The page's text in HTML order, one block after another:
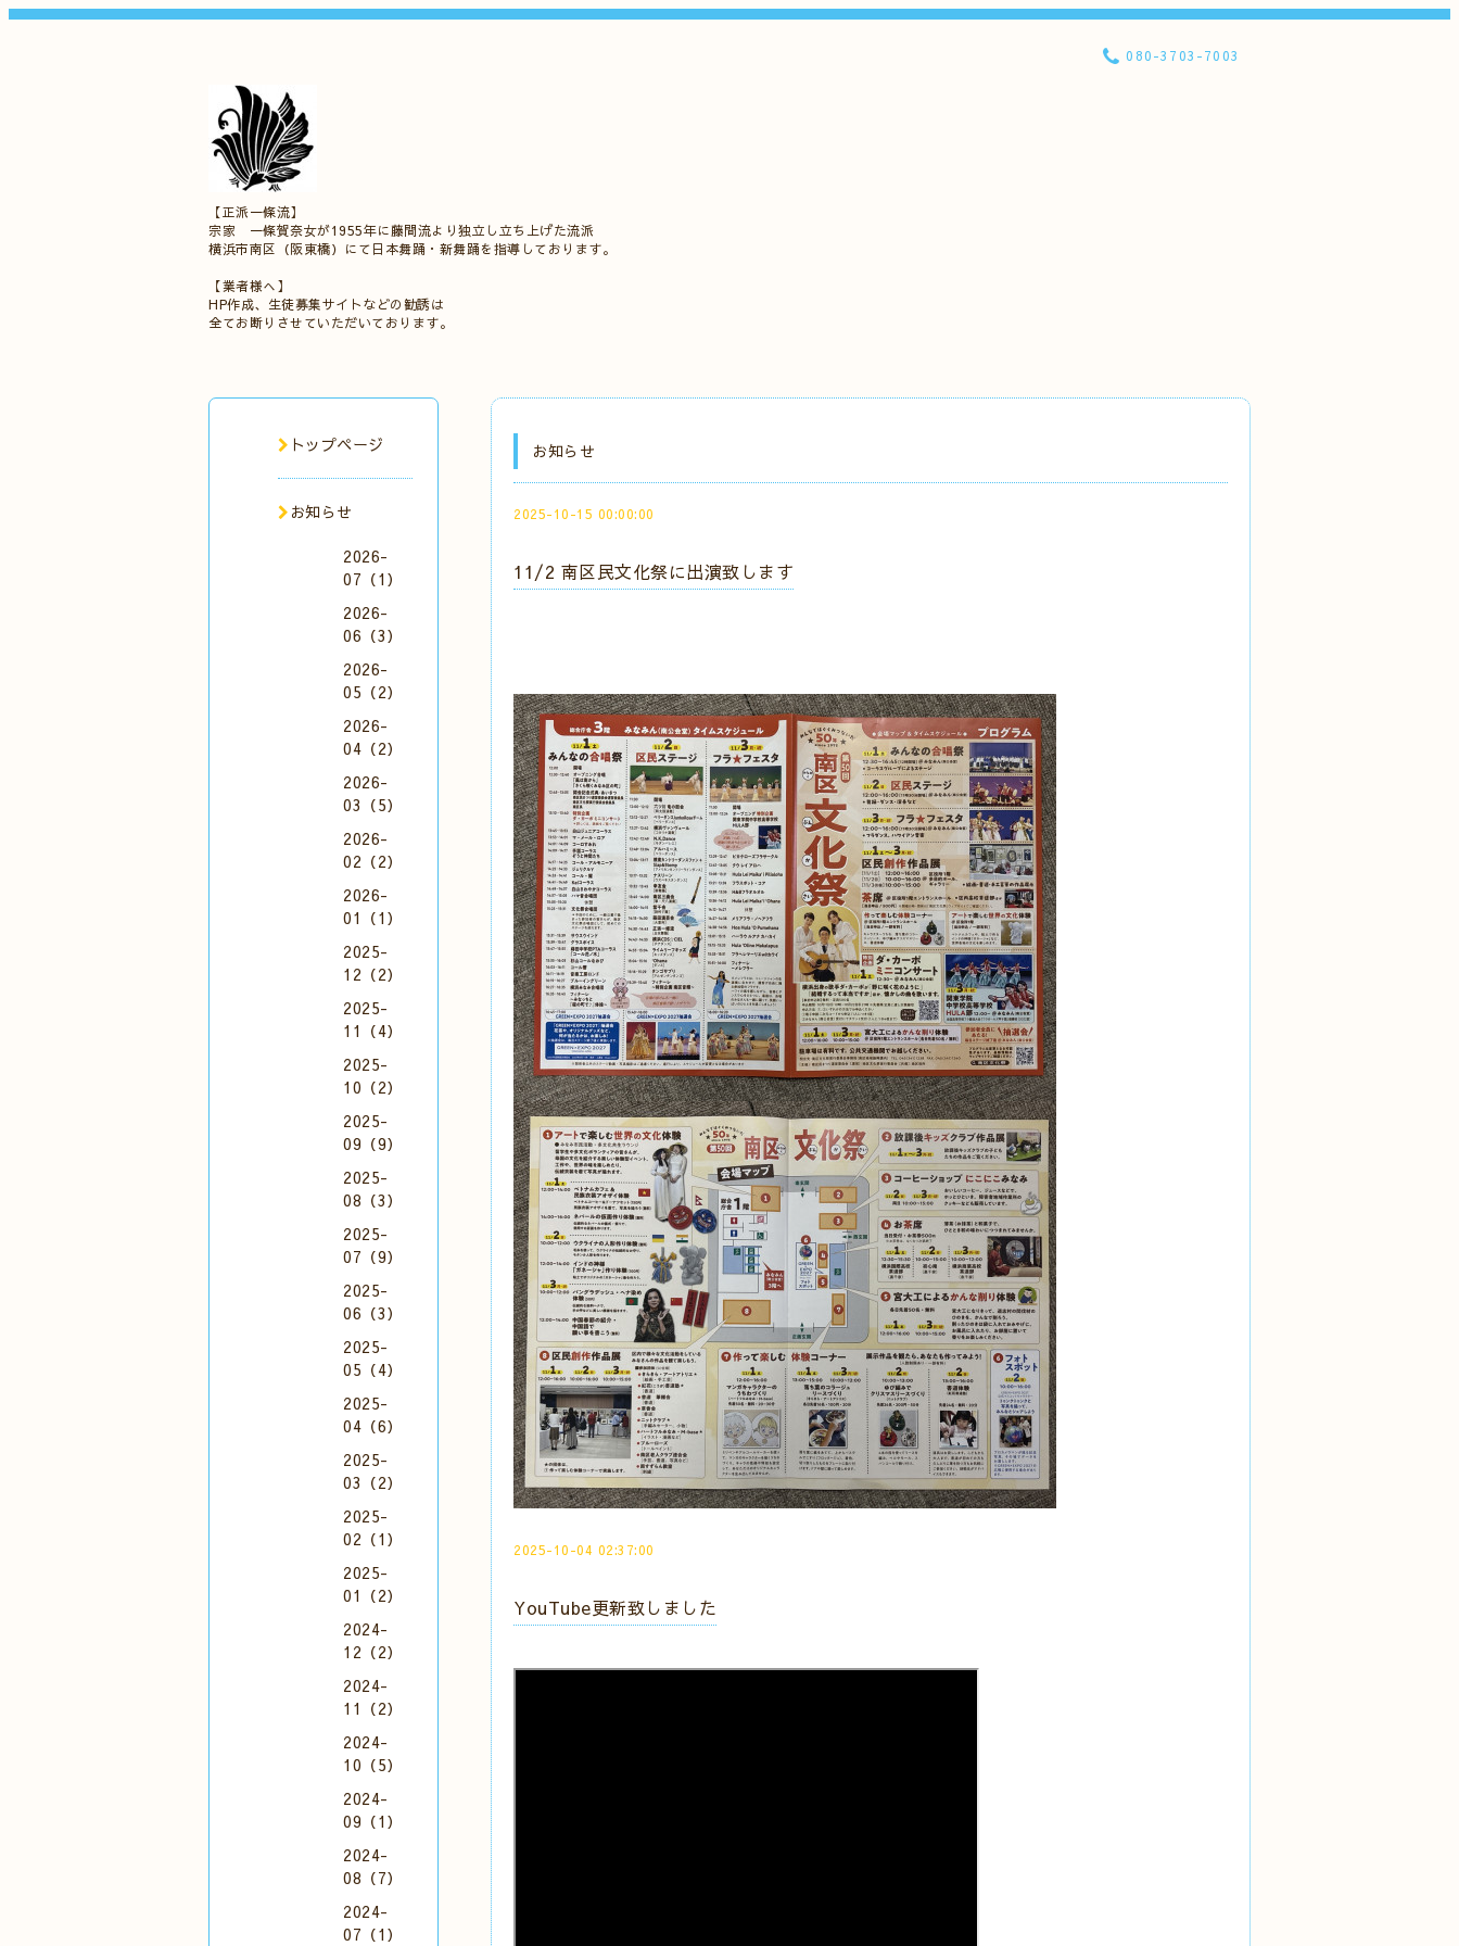
【正派一條流】
宗家 一條賀奈女が1955年に藤間流より独立し立ち上げた流派
横浜市南区（阪東橋）にて日本舞踊・新舞踊を指導しております。
【業者様へ】
HP作成、生徒募集サイトなどの勧誘は
全てお断りさせていただいております。
080-3703-7003
お知らせ
2025-10-15 00:00:00
11/2 南区民文化祭に出演致します
2025-10-04 02:37:00
YouTube更新致しました
トップページ
お知らせ
2026-
07（1）
2026-
06（3）
2026-
05（2）
2026-
04（2）
2026-
03（5）
2026-
02（2）
2026-
01（1）
2025-
12（2）
2025-
11（4）
2025-
10（2）
2025-
09（9）
2025-
08（3）
2025-
07（9）
2025-
06（3）
2025-
05（4）
2025-
04（6）
2025-
03（2）
2025-
02（1）
2025-
01（2）
2024-
12（2）
2024-
11（2）
2024-
10（5）
2024-
09（1）
2024-
08（7）
2024-
07（1）